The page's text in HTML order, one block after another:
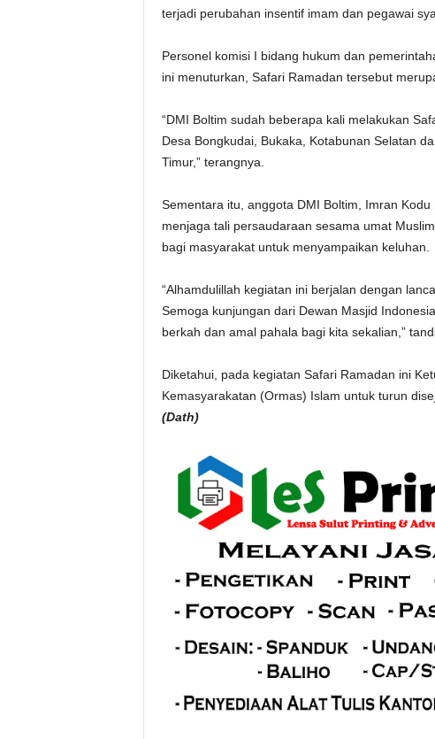
terjadi perubahan insentif imam dan pegawai
Personel komisi I bidang hukum dan
ini menuturkan, Safari Ramadan tersebut
“DMI Boltim sudah beberapa kali melakukan
Desa Bongkudai, Bukaka, Kotabunan Selatan
Timur,” terangnya.
Sementara itu, anggota DMI Boltim, Imran
menjaga tali persaudaraan sesama umat
bagi masyarakat untuk menyampaikan keluhan.
“Alhamdulillah kegiatan ini berjalan dengan
Semoga kunjungan dari Dewan Masjid
berkah dan amal pahala bagi kita sekalian,”
Diketahui, pada kegiatan Safari Ramadan ini
Kemasyarakatan (Ormas) Islam untuk turun
(Dath)